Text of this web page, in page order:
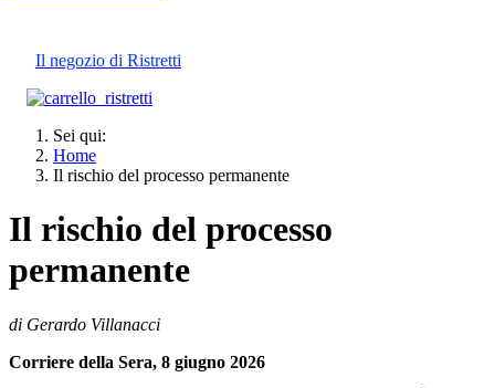
Il negozio di Ristretti
Sei qui:
Home
Il rischio del processo permanente
Il rischio del processo
permanente
di Gerardo Villanacci
Corriere della Sera, 8 giugno 2026